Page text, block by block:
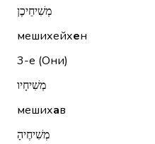
מְשִׁיחֵיכֶן
мешихейхен
3-е (Они)
מְשִׁיחָיו
мешихав
מְשִׁיחֶיהָ